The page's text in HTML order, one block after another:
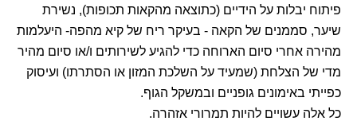
פיתוח יבלות על הידיים (כתוצאה מהקאות תכופות), נשירת
שיער, סממנים של הקאה - בעיקר ריח של קיא מהפה- היעלמות
מהירה אחרי סיום הארוחה כדי להגיע לשירותים ו/או סיום מהיר
מדי של הצלחת (שמעיד על השלכת המזון או הסתרתו) ועיסוק
כפייתי באימונים גופניים ובמשקל הגוף.
כל אלה עשויים להיות תמרורי אזהרה.